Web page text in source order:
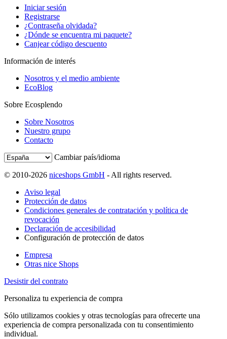
Iniciar sesión
Registrarse
¿Contraseña olvidada?
¿Dónde se encuentra mi paquete?
Canjear código descuento
Información de interés
Nosotros y el medio ambiente
EcoBlog
Sobre Ecosplendo
Sobre Nosotros
Nuestro grupo
Contacto
Cambiar país/idioma
© 2010-2026 niceshops GmbH - All rights reserved.
Aviso legal
Protección de datos
Condiciones generales de contratación y política de
revocación
Declaración de accesibilidad
Configuración de protección de datos
Empresa
Otras nice Shops
Desistir del contrato
Personaliza tu experiencia de compra
Sólo utilizamos cookies y otras tecnologías para ofrecerte una
experiencia de compra personalizada con tu consentimiento
individual.